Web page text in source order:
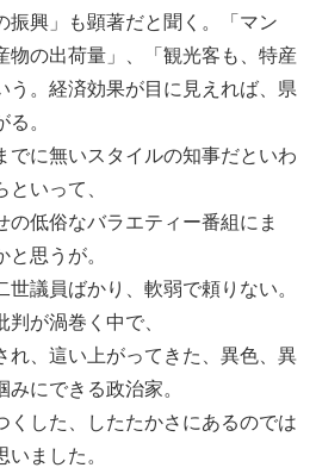
振興」も顕著だと聞く。「マン
物の出荷量」、「観光客も、特産
う。経済効果が目に見えれば、県
。
でに無いスタイルの知事だといわ
いって、
の低俗なバラエティー番組にま
思うが。
議員ばかり、軟弱で頼りない。
が渦巻く中で、
れ、這い上がってきた、異色、異
にできる政治家。
くした、したたかさにあるのでは
ました。